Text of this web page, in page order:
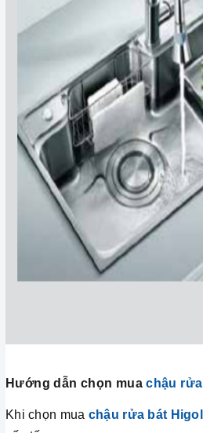
Hướng dẫn chọn muachậu
Khi chọn mua chậu rửa bát